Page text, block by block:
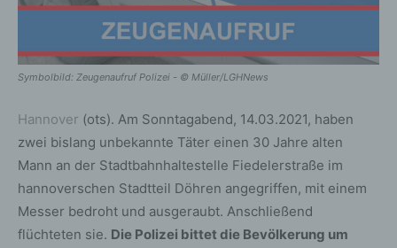
Symbolbild: Zeugenaufruf Polizei - © Müller/LGHNews
Hannover (ots). Am Sonntagabend, 14.03.2021, haben
zwei bislang unbekannte Täter einen 30 Jahre alten
Mann an der Stadtbahnhaltestelle Fiedelerstraße im
hannoverschen Stadtteil Döhren angegriffen, mit einem
Messer bedroht und ausgeraubt. Anschließend
flüchteten sie. Die Polizei bittet die Bevölkerung um